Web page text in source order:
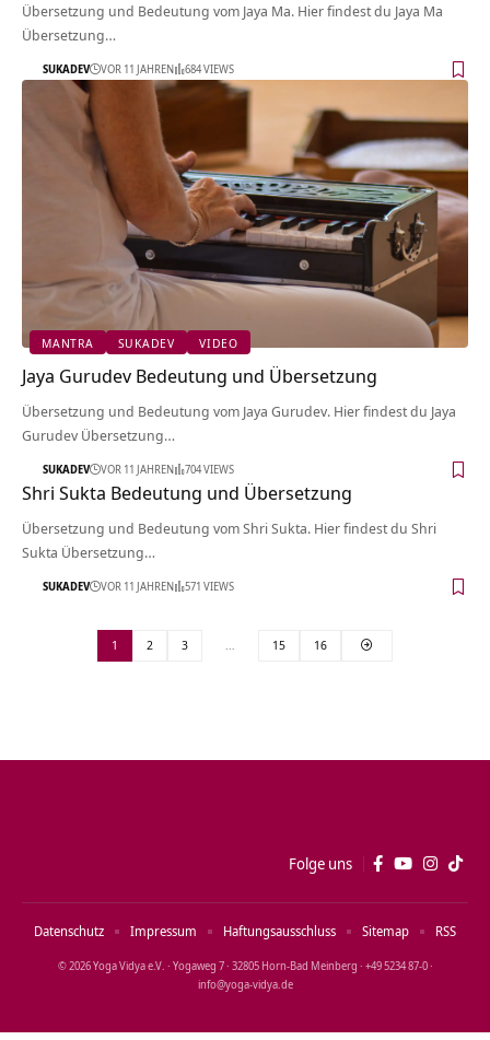
Übersetzung und Bedeutung vom Jaya Ma. Hier findest du Jaya Ma
Übersetzung…
SUKADEV VOR 11 JAHREN 684 VIEWS
MANTRA SUKADEV VIDEO
Jaya Gurudev Bedeutung und Übersetzung
Übersetzung und Bedeutung vom Jaya Gurudev. Hier findest du Jaya
Gurudev Übersetzung…
SUKADEV VOR 11 JAHREN 704 VIEWS
Shri Sukta Bedeutung und Übersetzung
Übersetzung und Bedeutung vom Shri Sukta. Hier findest du Shri
Sukta Übersetzung…
SUKADEV VOR 11 JAHREN 571 VIEWS
1 2 3 … 15 16
Folge uns
© 2026 Yoga Vidya e.V. · Yogaweg 7 · 32805 Horn‑Bad Meinberg · +49 5234 87‑0 ·
info@yoga‑vidya.de
Datenschutz Impressum Haftungsausschluss Sitemap RSS